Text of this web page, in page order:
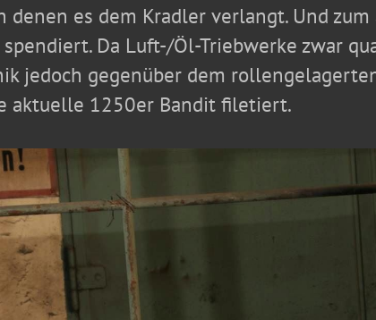
denen es dem Kradler verlangt. Und
Da Luft-/Öl-Triebwerke zwar
jedoch gegenüber dem
aktuelle 1250er Bandit filetiert.